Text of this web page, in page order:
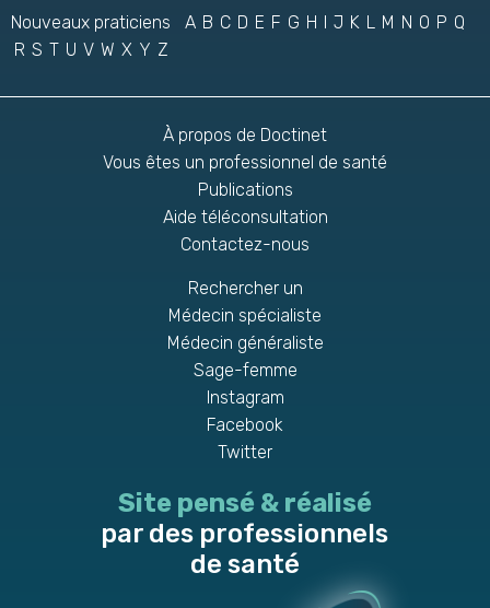
Nouveaux praticiens
A B C D E F G H I J K L M N O P Q
R S T U V W X Y Z
À propos de Doctinet
Vous êtes un professionnel de santé
Publications
Aide téléconsultation
Contactez-nous
Rechercher un
Médecin spécialiste
Médecin généraliste
Sage-femme
Instagram
Facebook
Twitter
Site pensé & réalisé
par des professionnels
de santé